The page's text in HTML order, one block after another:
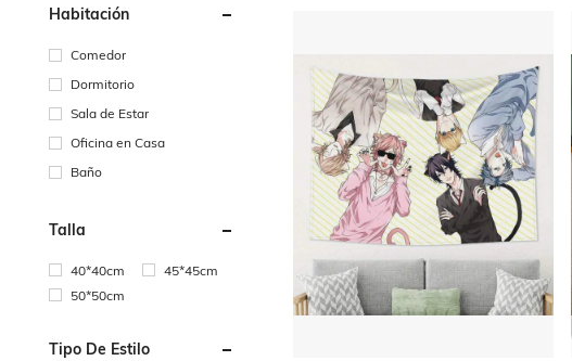
Habitación
Comedor
Dormitorio
Sala de Estar
Oficina en Casa
Baño
Talla
40*40cm
45*45cm
50*50cm
Tipo De Estilo